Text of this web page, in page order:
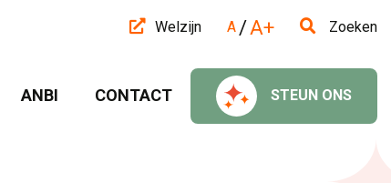
Welzijn A /A+ Zoeken
ANBI CONTACT STEUN ONS